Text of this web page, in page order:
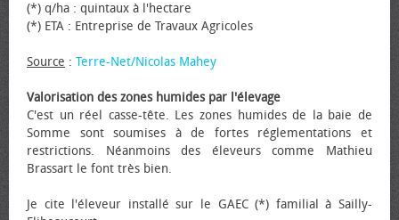
(*) q/ha : quintaux à l'hectare
(*) ETA : Entreprise de Travaux Agricoles
Source : Terre-Net/Nicolas Mahey
Valorisation des zones humides par l'élevage
C'est un réel casse-tête. Les zones humides de la baie de
Somme sont soumises à de fortes réglementations et
restrictions. Néanmoins des éleveurs comme Mathieu
Brassart le font très bien.
Je cite l'éleveur installé sur le GAEC (*) familial à Sailly-